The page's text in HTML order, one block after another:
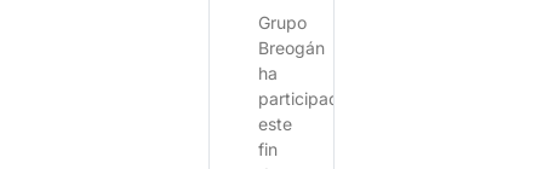
Grupo
Breogán
ha
participado
este
fin